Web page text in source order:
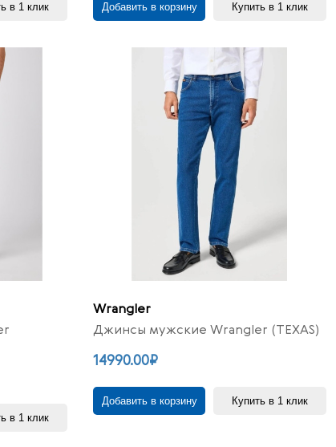
в 1 клик Добавить в корзину Купить в 1 клик
в 1 клик
Wrangler
Джинсы мужские Wrangler (TEXAS)
14990.00₽
Добавить в корзину Купить в 1 клик